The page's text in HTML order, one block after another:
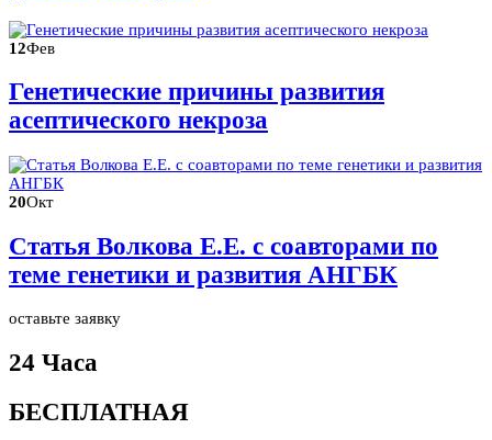
12Фев
Генетические причины развития
асептического некроза
20Окт
Статья Волкова Е.Е. с соавторами по
теме генетики и развития АНГБК
оставьте заявку
24 Часа
БЕСПЛАТНАЯ